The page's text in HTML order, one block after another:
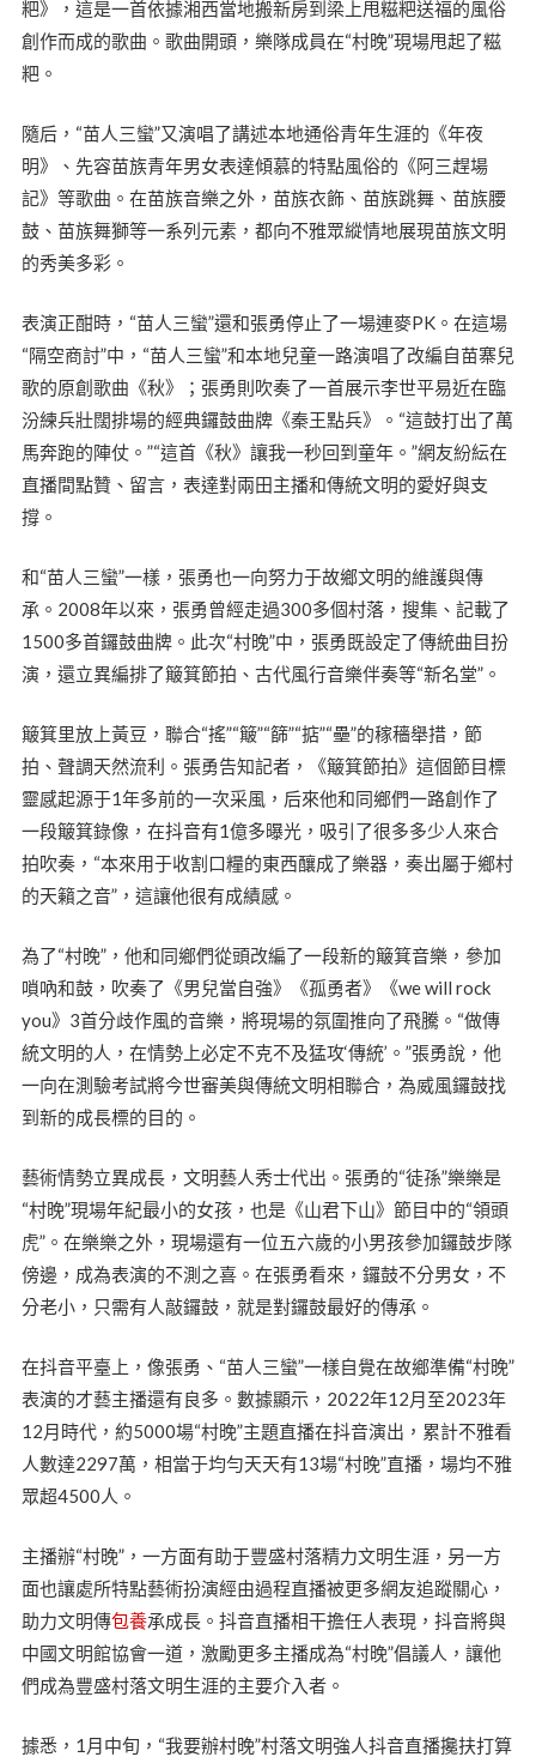
粑》，這是一首依據湘西當地搬新房到梁上甩糍粑送福的風俗
創作而成的歌曲。歌曲開頭，樂隊成員在“村晚”現場甩起了糍
粑。
隨后，“苗人三蠻”又演唱了講述本地通俗青年生涯的《年夜
明》、先容苗族青年男女表達傾慕的特點風俗的《阿三趕場
記》等歌曲。在苗族音樂之外，苗族衣飾、苗族跳舞、苗族腰
鼓、苗族舞獅等一系列元素，都向不雅眾縱情地展現苗族文明
的秀美多彩。
表演正酣時，“苗人三蠻”還和張勇停止了一場連麥PK。在這場
“隔空商討”中，“苗人三蠻”和本地兒童一路演唱了改編自苗寨兒
歌的原創歌曲《秋》；張勇則吹奏了一首展示李世平易近在臨
汾練兵壯闊排場的經典鑼鼓曲牌《秦王點兵》。“這鼓打出了萬
馬奔跑的陣仗。”“這首《秋》讓我一秒回到童年。”網友紛紜在
直播間點贊、留言，表達對兩田主播和傳統文明的愛好與支
撐。
和“苗人三蠻”一樣，張勇也一向努力于故鄉文明的維護與傳
承。2008年以來，張勇曾經走過300多個村落，搜集、記載了
1500多首鑼鼓曲牌。此次“村晚”中，張勇既設定了傳統曲目扮
演，還立異編排了簸箕節拍、古代風行音樂伴奏等“新名堂”。
簸箕里放上黃豆，聯合“搖”“簸”“篩”“掂”“壘”的稼穡舉措，節
拍、聲調天然流利。張勇告知記者，《簸箕節拍》這個節目標
靈感起源于1年多前的一次采風，后來他和同鄉們一路創作了
一段簸箕錄像，在抖音有1億多曝光，吸引了很多多少人來合
拍吹奏，“本來用于收割口糧的東西釀成了樂器，奏出屬于鄉村
的天籟之音”，這讓他很有成績感。
為了“村晚”，他和同鄉們從頭改編了一段新的簸箕音樂，參加
嗩吶和鼓，吹奏了《男兒當自強》《孤勇者》《we will rock
you》3首分歧作風的音樂，將現場的氛圍推向了飛騰。“做傳
統文明的人，在情勢上必定不克不及猛攻‘傳統’。”張勇說，他
一向在測驗考試將今世審美與傳統文明相聯合，為威風鑼鼓找
到新的成長標的目的。
藝術情勢立異成長，文明藝人秀士代出。張勇的“徒孫”樂樂是
“村晚”現場年紀最小的女孩，也是《山君下山》節目中的“領頭
虎”。在樂樂之外，現場還有一位五六歲的小男孩參加鑼鼓步隊
傍邊，成為表演的不測之喜。在張勇看來，鑼鼓不分男女，不
分老小，只需有人敲鑼鼓，就是對鑼鼓最好的傳承。
在抖音平臺上，像張勇、“苗人三蠻”一樣自覺在故鄉準備“村晚”
表演的才藝主播還有良多。數據顯示，2022年12月至2023年
12月時代，約5000場“村晚”主題直播在抖音演出，累計不雅看
人數達2297萬，相當于均勻天天有13場“村晚”直播，場均不雅
眾超4500人。
主播辦“村晚”，一方面有助于豐盛村落精力文明生涯，另一方
面也讓處所特點藝術扮演經由過程直播被更多網友追蹤關心，
助力文明傳包養承成長。抖音直播相干擔任人表現，抖音將與
中國文明館協會一道，激勵更多主播成為“村晚”倡議人，讓他
們成為豐盛村落文明生涯的主要介入者。
據悉，1月中旬，“我要辦村晚”村落文明強人抖音直播攙扶打算